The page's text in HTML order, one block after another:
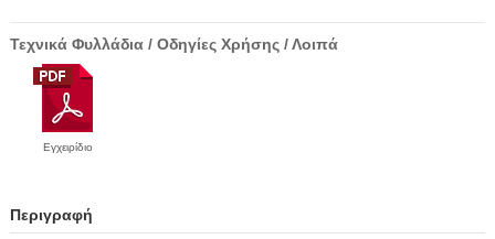
Τεχνικά Φυλλάδια / Οδηγίες Χρήσης / Λοιπά
Εγχειρίδιο
Περιγραφή